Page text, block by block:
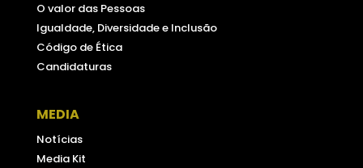
O valor das Pessoas
Igualdade, Diversidade e Inclusão
Código de Ética
Candidaturas
MEDIA
Notícias
Media Kit